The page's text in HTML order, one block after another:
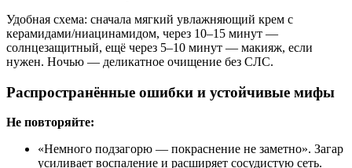
Удобная схема: сначала мягкий увлажняющий крем с
керамидами/ниацинамидом, через 10–15 минут —
солнцезащитный, ещё через 5–10 минут — макияж, если
нужен. Ночью — деликатное очищение без СЛС.
Распространённые ошибки и устойчивые мифы
Не повторяйте:
«Немного подзагорю — покраснение не заметно». Загар
усиливает воспаление и расширяет сосудистую сеть.